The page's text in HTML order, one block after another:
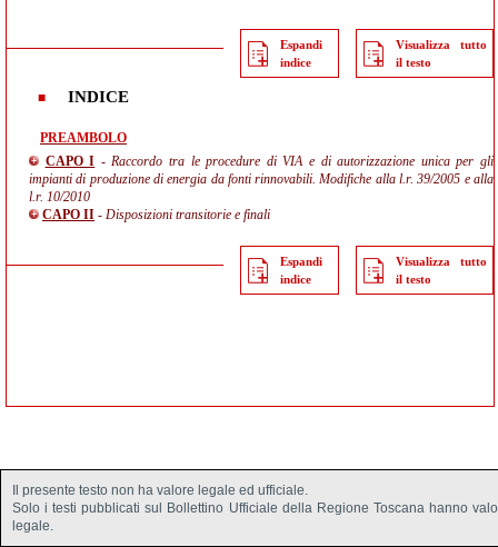
Espandi
indice
Visualizza tutto
il testo
INDICE
PREAMBOLO
CAPO I - Raccordo tra le procedure di VIA e di autorizzazione unica per gli
impianti di produzione di energia da fonti rinnovabili. Modifiche alla l.r. 39/2005 e alla
l.r. 10/2010
CAPO II - Disposizioni transitorie e finali
Espandi
indice
Visualizza tutto
il testo
Il presente testo non ha valore legale ed ufficiale.
Solo i testi pubblicati sul Bollettino Ufficiale della Regione Toscana hanno
legale.